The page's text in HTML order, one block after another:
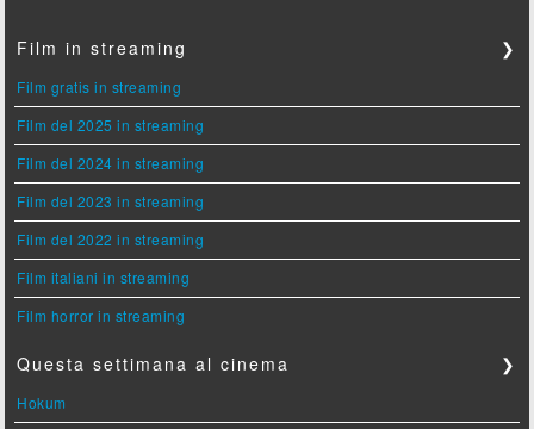
Film in streaming ❯
Film gratis in streaming
Film del 2025 in streaming
Film del 2024 in streaming
Film del 2023 in streaming
Film del 2022 in streaming
Film italiani in streaming
Film horror in streaming
Questa settimana al cinema ❯
Hokum